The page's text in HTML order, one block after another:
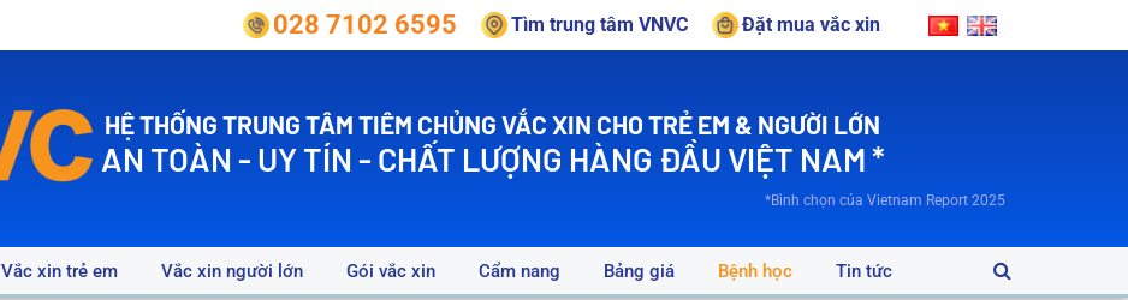
028 7102 6595 Tìm trung tâm VNVC Đặt mua vắc xin
HỆ THỐNG TRUNG TÂM TIÊM CHỦNG VẮC XIN CHO TRẺ EM & NGƯỜI LỚN
AN TOÀN - UY TÍN - CHẤT LƯỢNG HÀNG ĐẦU VIỆT NAM *
*Bình chọn của Vietnam Report 2025
Vắc xin trẻ em Vắc xin người lớn Gói vắc xin Cẩm nang Bảng giá Bệnh học Tin tức